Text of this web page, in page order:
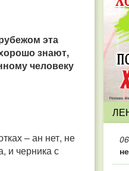
эта
знают,
человеку
– ан нет, не
и черника с